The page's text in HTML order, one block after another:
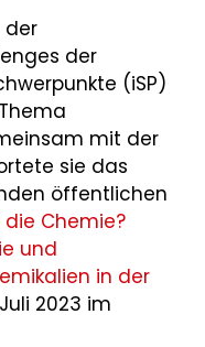
der
der
(iSP)
mit der
sie das
öffentlichen
Chemie?
und
in der
2023 im